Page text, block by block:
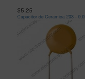
$5.25
Capacitor de Ceramica 203 -